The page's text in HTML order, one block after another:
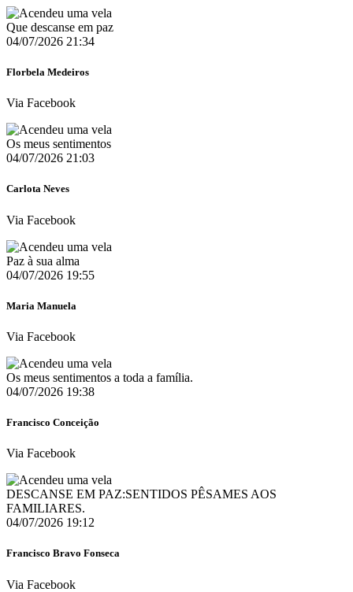
Que descanse em paz
04/07/2026 21:34
Florbela Medeiros
Via Facebook
Os meus sentimentos
04/07/2026 21:03
Carlota Neves
Via Facebook
Paz à sua alma
04/07/2026 19:55
Maria Manuela
Via Facebook
Os meus sentimentos a toda a família.
04/07/2026 19:38
Francisco Conceição
Via Facebook
DESCANSE EM PAZ:SENTIDOS PÊSAMES AOS
FAMILIARES.
04/07/2026 19:12
Francisco Bravo Fonseca
Via Facebook